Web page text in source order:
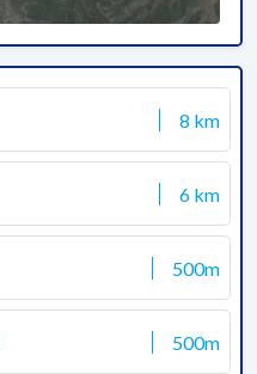
8 km
6 km
500m
500m